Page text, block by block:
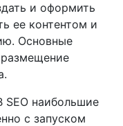
и оформить
ее контентом и
Основные
размещение
SEO наибольшие
с запуском